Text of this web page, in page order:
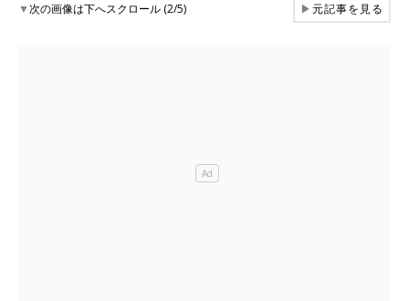
▼次の画像は下へスクロール (2/5) ▶元記事を見る